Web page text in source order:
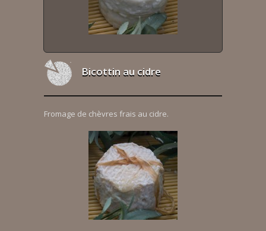
Bicottin au cidre
Fromage de chèvres frais au cidre.